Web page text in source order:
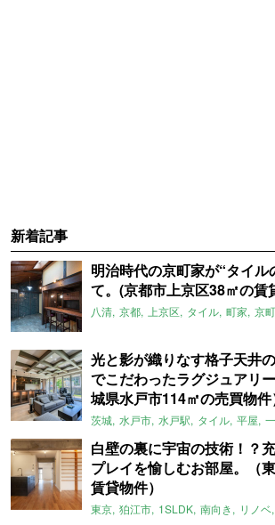
新着記事
明治時代の京町家が“タイル
て。(京都市上京区38㎡の賃
八清 京都 上京区 タイル 町家 京
光と影が織りなす格子天井
でこだわったラグジュアリ
城県水戸市114㎡の売買物件
茨城 水戸市 水戸駅 タイル 平屋
白壁の裏に宇宙の技術！？
プレイを愉しむお部屋。（
賃貸物件）
東京 狛江市 1SLDK 南向き リノベ